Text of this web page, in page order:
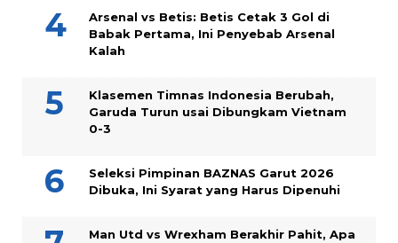
Arsenal vs Betis: Betis Cetak 3 Gol di
Babak Pertama, Ini Penyebab Arsenal
Kalah
Klasemen Timnas Indonesia Berubah,
Garuda Turun usai Dibungkam Vietnam
0-3
Seleksi Pimpinan BAZNAS Garut 2026
Dibuka, Ini Syarat yang Harus Dipenuhi
Man Utd vs Wrexham Berakhir Pahit, Apa